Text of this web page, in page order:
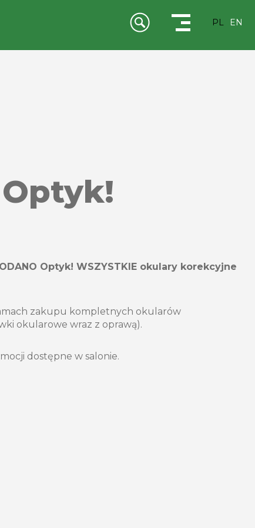
PL EN
Optyk! WSZYSTKIE okulary korekcyjne
zakupu kompletnych okularów
okularowe wraz z oprawą).
dostępne w salonie.